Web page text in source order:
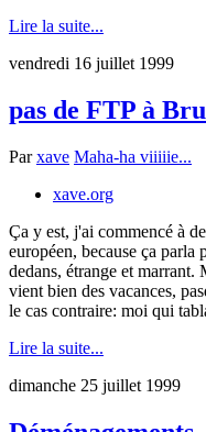
Lire la suite...
vendredi 16 juillet 1999
pas de FTP à
Parxave Maha-ha viiiiie...
xave.org
Ça y est, j'ai commencé à
européen, because ça parla
dedans, étrange et marrant.
vient bien des vacances,
le cas contraire: moi qui
Lire la suite...
dimanche 25 juillet 1999